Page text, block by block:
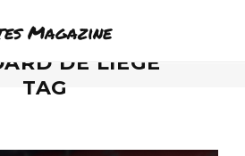
Magazine
DE LIÈGE
TAG